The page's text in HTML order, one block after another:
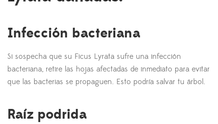
Infección bacteriana
Si sospecha que su Ficus Lyrata sufre una infección
bacteriana, retire las hojas afectadas de inmediato para evitar
que las bacterias se propaguen. Esto podría salvar tu árbol.
Raíz podrida